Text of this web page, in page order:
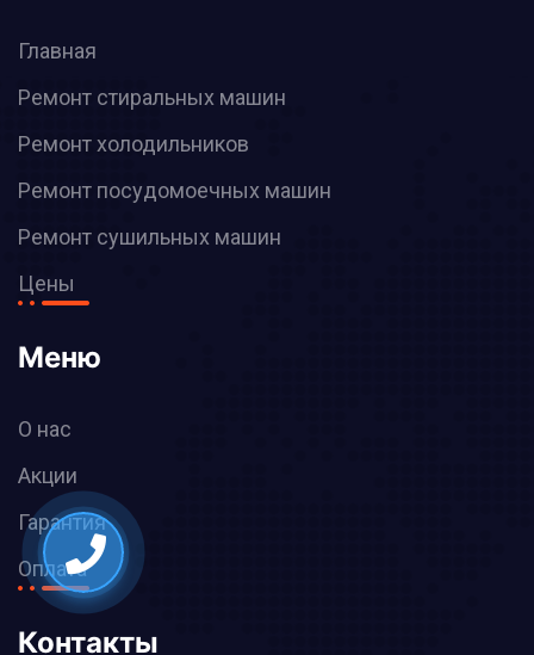
Главная
Ремонт стиральных машин
Ремонт холодильников
Ремонт посудомоечных машин
Ремонт сушильных машин
Цены
Меню
О нас
Акции
Гарантия
Оплата
Контакты